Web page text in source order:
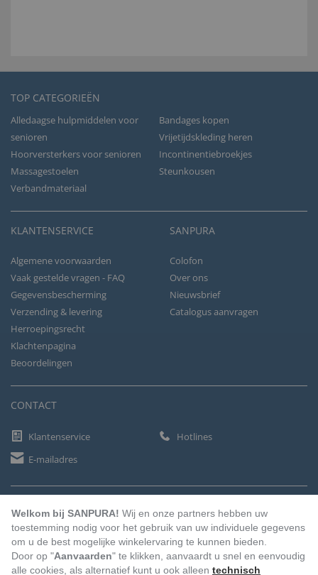
TOP CATEGORIEËN
Alledaagse hulpmiddelen voor
senioren
Bandages kopen
Vrijetijdskleding heren
Hoorversterkers voor senioren
Incontinentiebroekjes
Massagestoelen
Steunkousen
Verbandmateriaal
KLANTENSERVICE
Algemene voorwaarden
Vaak gestelde vragen - FAQ
Gegevensbescherming
Verzending & levering
Herroepingsrecht
Klachtenpagina
Beoordelingen
SANPURA
Colofon
Over ons
Nieuwsbrief
Catalogus aanvragen
CONTACT
Klantenservice
Hotlines
E-mailadres
Vooruitbetaling Factuur Automatische afschrijving
Welkom bij SANPURA! Wij en onze partners hebben uw
toestemming nodig voor het gebruik van uw individuele gegevens
om u de best mogelijke winkelervaring te kunnen bieden.
Door op "Aanvaarden" te klikken, aanvaardt u snel en eenvoudig
alle cookies, als alternatief kunt u ook alleen technisch